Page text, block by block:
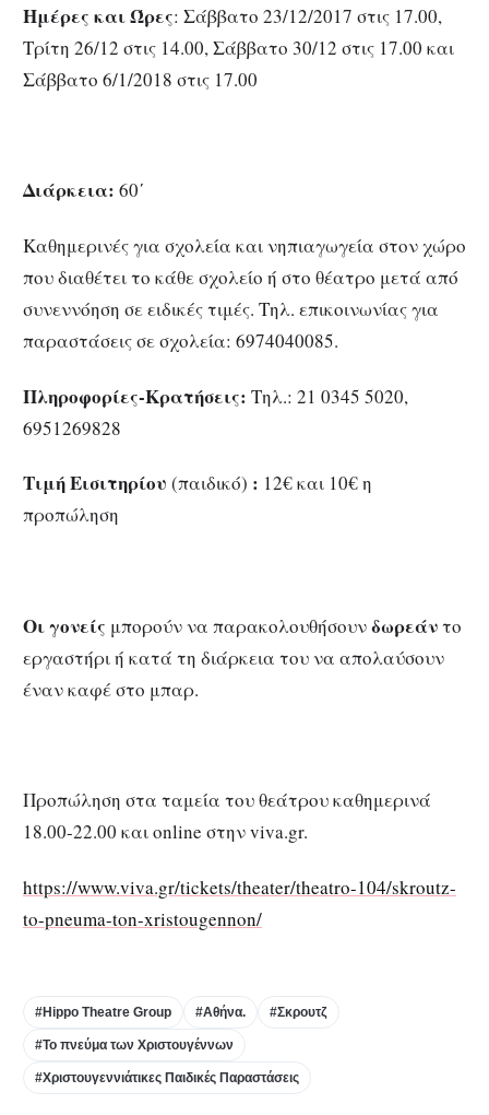
Ημέρες και Ώρες: Σάββατο 23/12/2017 στις 17.00,
Τρίτη 26/12 στις 14.00, Σάββατο 30/12 στις 17.00 και
Σάββατο 6/1/2018 στις 17.00
Διάρκεια: 60΄
Καθημερινές για σχολεία και νηπιαγωγεία στον χώρο
που διαθέτει το κάθε σχολείο ή στο θέατρο μετά από
συνεννόηση σε ειδικές τιμές. Τηλ. επικοινωνίας για
παραστάσεις σε σχολεία: 6974040085.
Πληροφορίες-Κρατήσεις: Τηλ.: 21 0345 5020,
6951269828
Τιμή Εισιτηρίου (παιδικό) : 12€ και 10€ η
προπώληση
Οι γονείς μπορούν να παρακολουθήσουνδωρεάντο
εργαστήρι ή κατά τη διάρκεια του να απολαύσουν
έναν καφέ στο μπαρ.
Προπώληση στα ταμεία του θεάτρου καθημερινά
18.00-22.00 και online στην viva.gr.
https://www.viva.gr/tickets/theater/theatro-104/skroutz-
to-pneuma-ton-xristougennon/
#Hippo Theatre Group #Αθήνα. #Σκρουτζ
#Το πνεύμα των Χριστουγέννων
#Χριστουγεννιάτικες Παιδικές Παραστάσεις